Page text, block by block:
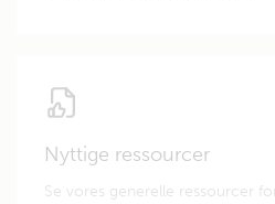
Nyttige ressourcer
Se vores generelle ressourcer